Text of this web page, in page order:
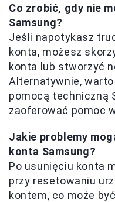
Co zrobić, gdy nie
Samsung?
Jeśli napotykasz
konta, możesz
konta lub stworzyć
Alternatywnie,
pomocą techniczną
zaoferować pomoc
Jakie problemy
konta Samsung?
Po usunięciu konta
przy resetowaniu
kontem, co może